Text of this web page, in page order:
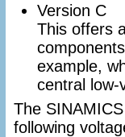
Version C
This offers
example,
central low-
The
following